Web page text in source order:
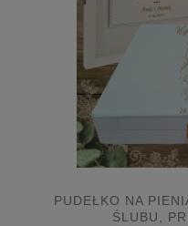
PUDEŁKO NA
ŚLUBU,